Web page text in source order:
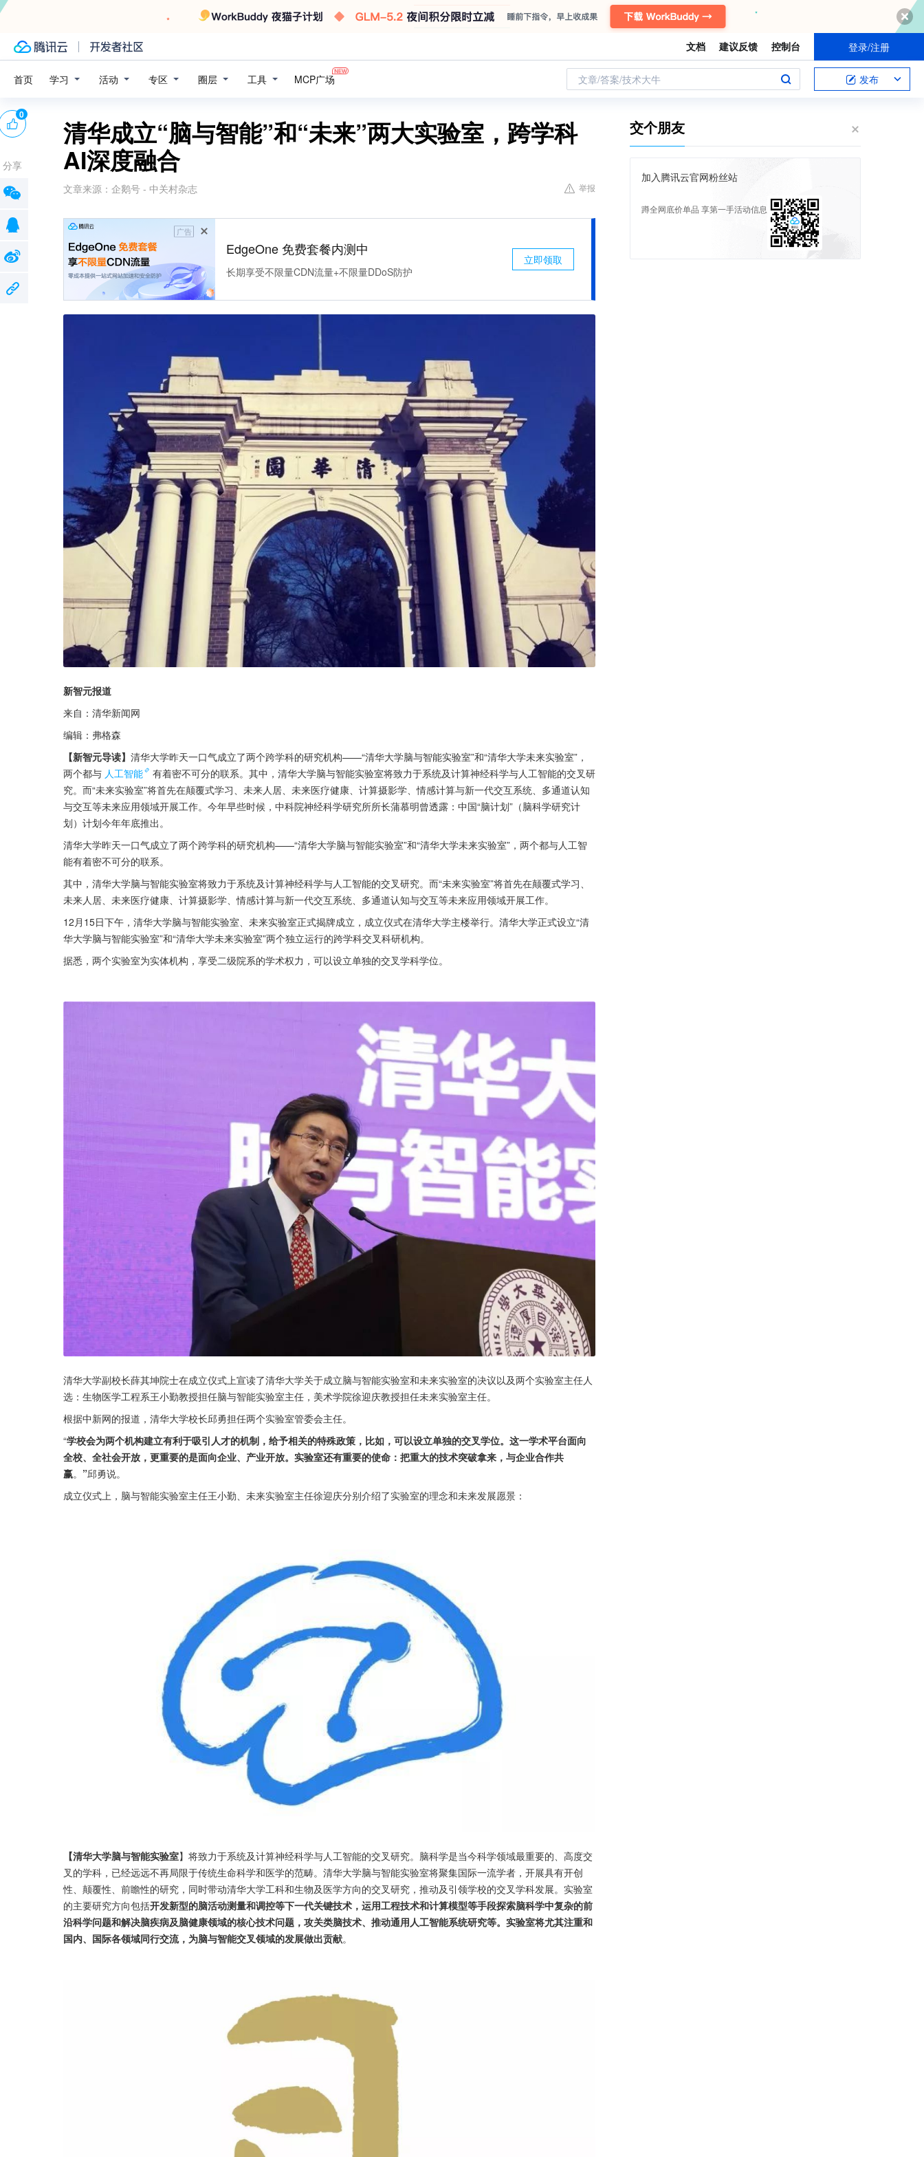
文档 建议反馈 控制台 登录/注册
首页 学习 活动 专区 圈层 工具 MCP广场 文章/答案/技术大牛 发布
清华成立“脑与智能”和“未来”两大实验室，跨学科
AI深度融合
文章来源： 企鹅号 - 中关村杂志 举报
广告
EdgeOne 免费套餐内测中
长期享受不限量CDN流量+不限量DDoS防护
立即领取
新智元报道
来自：清华新闻网
编辑：弗格森
【新智元导读】 清华大学昨天一口气成立了两个跨学科的研究机构——“清华大学脑与智能实验室”和“清华大学未来实验室”，
两个都与 人工智能
有着密不可分的联系。其中，清华大学脑与智能实验室将致力于系统及计算神经科学与人工智能的交叉研
究。而“未来实验室”将首先在颠覆式学习、未来人居、未来医疗健康、计算摄影学、情感计算与新一代交互系统、多通道认知
与交互等未来应用领域开展工作。今年早些时候，中科院神经科学研究所所长蒲慕明曾透露：中国“脑计划”（脑科学研究计
划）计划今年年底推出。
清华大学昨天一口气成立了两个跨学科的研究机构——“清华大学脑与智能实验室”和“清华大学未来实验室”，两个都与人工智
能有着密不可分的联系。
其中，清华大学脑与智能实验室将致力于系统及计算神经科学与人工智能的交叉研究。而“未来实验室”将首先在颠覆式学习、
未来人居、未来医疗健康、计算摄影学、情感计算与新一代交互系统、多通道认知与交互等未来应用领域开展工作。
12月15日下午，清华大学脑与智能实验室、未来实验室正式揭牌成立，成立仪式在清华大学主楼举行。清华大学正式设立“清
华大学脑与智能实验室”和“清华大学未来实验室”两个独立运行的跨学科交叉科研机构。
据悉，两个实验室为实体机构，享受二级院系的学术权力，可以设立单独的交叉学科学位。
清华大学副校长薛其坤院士在成立仪式上宣读了清华大学关于成立脑与智能实验室和未来实验室的决议以及两个实验室主任人
选：生物医学工程系王小勤教授担任脑与智能实验室主任，美术学院徐迎庆教授担任未来实验室主任。
根据中新网的报道，清华大学校长邱勇担任两个实验室管委会主任。
“学校会为两个机构建立有利于吸引人才的机制，给予相关的特殊政策，比如，可以设立单独的交叉学位。这一学术平台面向
全校、全社会开放，更重要的是面向企业、产业开放。实验室还有重要的使命：把重大的技术突破拿来，与企业合作共
赢。 ”邱勇说。
成立仪式上，脑与智能实验室主任王小勤、未来实验室主任徐迎庆分别介绍了实验室的理念和未来发展愿景：
【清华大学脑与智能实验室】将致力于系统及计算神经科学与人工智能的交叉研究。脑科学是当今科学领域最重要的、高度交
叉的学科，已经远远不再局限于传统生命科学和医学的范畴。清华大学脑与智能实验室将聚集国际一流学者，开展具有开创
性、颠覆性、前瞻性的研究，同时带动清华大学工科和生物及医学方向的交叉研究，推动及引领学校的交叉学科发展。实验室
的主要研究方向包括开发新型的脑活动测量和调控等下一代关键技术，运用工程技术和计算模型等手段探索脑科学中复杂的前
沿科学问题和解决脑疾病及脑健康领域的核心技术问题，攻关类脑技术、推动通用人工智能系统研究等。实验室将尤其注重和
国内、国际各领域同行交流，为脑与智能交叉领域的发展做出贡献。
0
分享
交个朋友
加入腾讯云官网粉丝站
蹲全网底价单品 享第一手活动信息